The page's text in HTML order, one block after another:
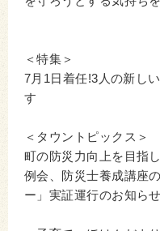
＜特集＞
7月1日着任!3人の新し
す
＜タウントピックス＞
町の防災力向上を目指
例会、防災士養成講座
ー」実証運行のお知ら